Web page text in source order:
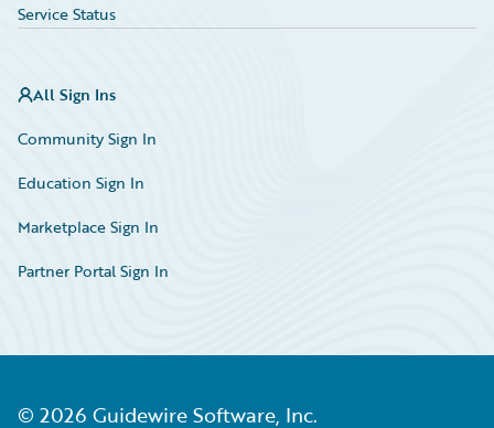
Service Status
All Sign Ins
Community Sign In
Education Sign In
Marketplace Sign In
Partner Portal Sign In
© 2026 Guidewire Software, Inc.